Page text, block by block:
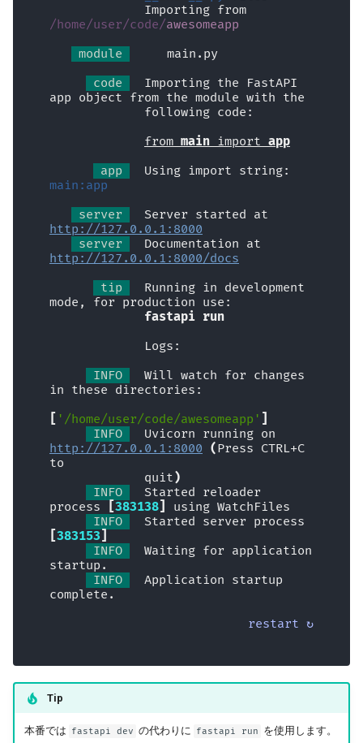
ヘッダーパラメータのモデル
レスポンスモデル - 戻り値の
レスポンスステータスコード
フォームデータ
フォームモデル
リクエストファイル
エラーハンドリング
Path Operationの設定
JSON互換エンコーダ
ボディ - 更新
セキュリティ入門
CORS (Cross-Origin Resource
Sharing)
SQL（リレーショナル）デー
サブアプリケーション - マウ
プロキシの背後
Lifespan イベント
WebSocket のテスト
と startup - shutdown
非同期テスト
設定と環境変数
OpenAPI コールバック
OpenAPI の Webhook
WSGI の組み込み - Flask、
Django など
Base64 にしたバイトを含む
JSON
EventSourceResponse and
ServerSentEvent
Middleware
Encoders - jsonable_encoder
Static Files - StaticFiles
Templating - Jinja2Templates
/home/user/code/awesomeapp
module
  🐍 main.py
code
  Importing the FastAPI
app object from the module with the
             following code:
from main import app
app
main:app
server
http://127.0.0.1:8000
server
http://127.0.0.1:8000/docs
tip
  Running in development
mode, for production use:
fastapi run
             Logs:
INFO
  Will watch for changes
in these directories:
[ '/home/user/code/awesomeapp' ]
INFO
http://127.0.0.1:8000 (Press CTRL+C
to
             quit
)
INFO
  Started reloader
process
[383138]
using WatchFiles
INFO
[383153]
INFO
  Waiting for application
startup.
INFO
  Application startup
complete.
restart ↻
Tip
本番では fastapi dev の代わりに fastapi run
を使用します。